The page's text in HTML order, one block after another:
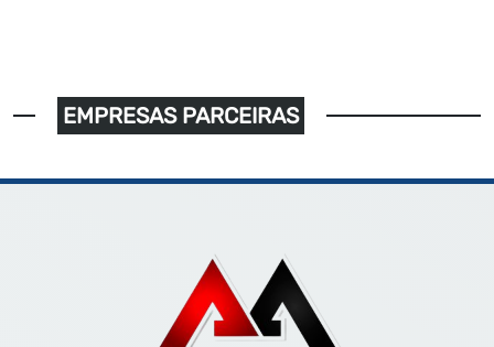
EMPRESAS PARCEIRAS